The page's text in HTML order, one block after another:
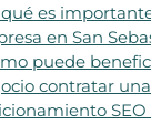
es
en San
puede
contratar
SEO